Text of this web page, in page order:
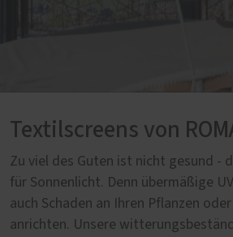
Textilscreens von
Zu viel des Guten ist nicht gesund -
für Sonnenlicht. Denn übermäßige
auch Schaden an Ihren Pflanzen
anrichten. Unsere